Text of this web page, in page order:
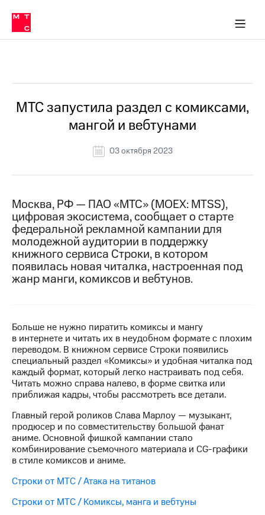
Медиа-центр
и акционерам
Устойчивое развитие
Комплаенс и деловая этика
компании
Карьера
История
компании
Руководство
Контакты
Медиа-центр
Пресс-
релизы
МТС
Интервью
Финансовая
отчетность
Контакты
Новости
в
регионе
и акционерам
Корпоративное
управление
в МТС
Пресс-
релизы
о технологиях
МТС запустила раздел с комиксами,
мангой и вебтунами
03 октября 2023
Москва, РФ — ПАО «МТС» (MOEX: MTSS),
цифровая экосистема, сообщает о старте
федеральной рекламной кампании для
молодежной аудитории в поддержку
книжного сервиса Строки, в котором
появилась новая читалка, настроенная под
жанр манги, комиксов и вебтунов.
Больше не нужно пиратить комиксы и мангу
в интернете и читать их в неудобном формате с плохим
переводом. В книжном сервисе Строки появились
специальный раздел «Комиксы» и удобная читалка под
каждый формат, который легко настраивать под себя.
Читать можно справа налево, в форме свитка или
приближая кадры, чтобы рассмотреть все детали.
Главный герой роликов Слава Марлоу — музыкант,
продюсер и по совместительству большой фанат
аниме. Основной фишкой кампании стало
комбинирование съемочного материала и CG-графики
в стиле комиксов и аниме.
Строки от МТС / Атака на титанов
Строки от МТС / Комиксы, манга и вебтуны